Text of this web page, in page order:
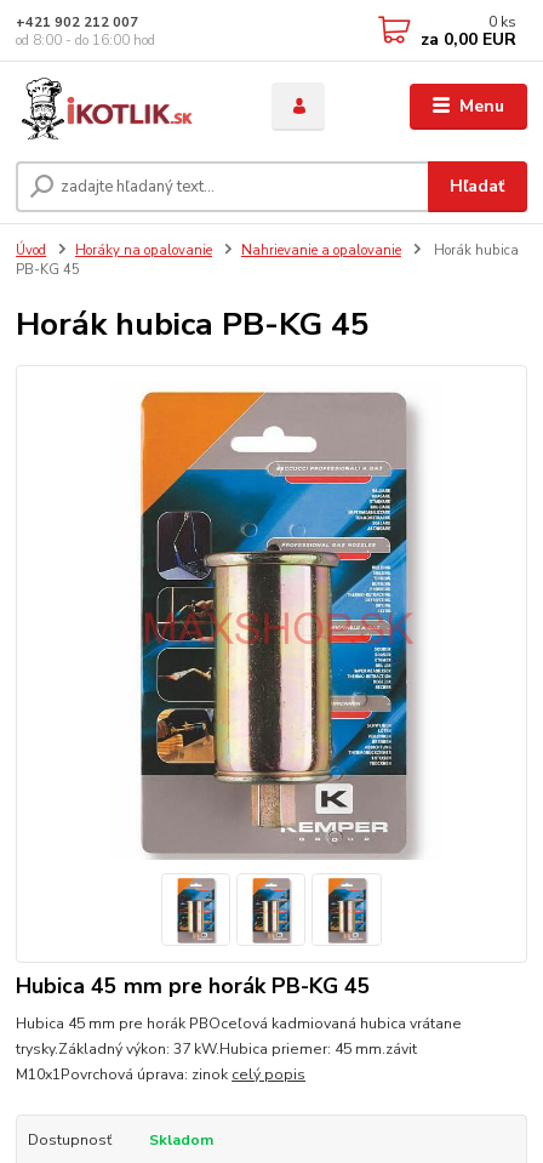
Menu
Hľadať
+421 902 212 007
od 8:00 - do 16:00 hod
0 ks
za 0,00 EUR
Úvod Horáky na opalovanie Nahrievanie a opalovanie
Horák hubica
PB-KG 45
Horák hubica PB-KG 45
Hubica 45 mm pre horák PB-KG 45
Hubica 45 mm pre horák PBOceľová kadmiovaná hubica vrátane
trysky.Základný výkon: 37 kW.Hubica priemer: 45 mm.závit
M10x1Povrchová úprava: zinok celý popis
Dostupnosť Skladom